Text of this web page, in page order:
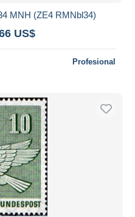
MNH (ZE4 RMNbl34)
US$
Profesional